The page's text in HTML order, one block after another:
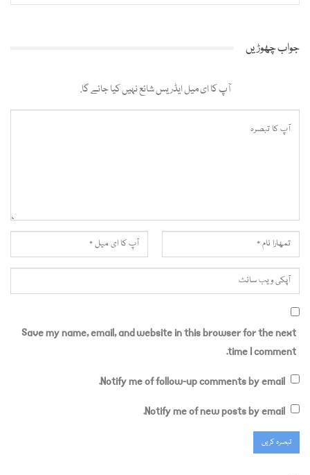
جواب چھوڑیں
آپ کا ای میل ایڈریس شائع نہیں کیا جائے گا.
Save my name, email, and website in this browser for the next
time I comment.
Notify me of follow-up comments by email.
Notify me of new posts by email.